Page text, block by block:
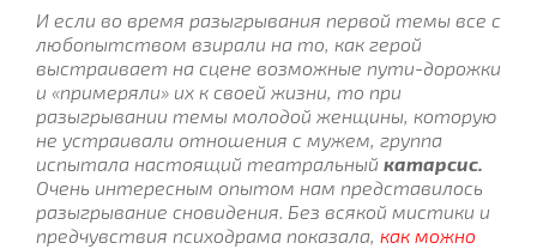
И если во время разыгрывания первой темы все с
любопытством взирали на то, как герой
выстраивает на сцене возможные пути-дорожки
и «примеряли» их к своей жизни, то при
разыгрывании темы молодой женщины, которую
не устраивали отношения с мужем, группа
испытала настоящий театральный катарсис.
Очень интересным опытом нам представилось
разыгрывание сновидения. Без всякой мистики и
предчувствия психодрама показала, как можно